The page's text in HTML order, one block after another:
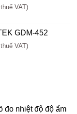
VAT)
GDM-452
VAT)
đo nhiệt độ độ ẩm